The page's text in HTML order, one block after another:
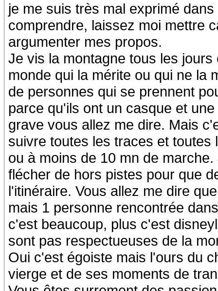
je me suis très mal exprimé
comprendre, laissez moi mettre
argumenter mes propos.
Je vis la montagne tous les
monde qui la mérite ou qui ne la
de personnes qui se prennent
parce qu'ils ont un casque et
grave vous allez me dire. Mais
suivre toutes les traces et
ou à moins de 10 mn de
flécher de hors pistes pour que
l'itinéraire. Vous allez me dire
mais 1 personne rencontrée
c'est beaucoup, plus c'est
sont pas respectueuses de la
Oui c'est égoiste mais l'ours du
vierge et de ses moments de